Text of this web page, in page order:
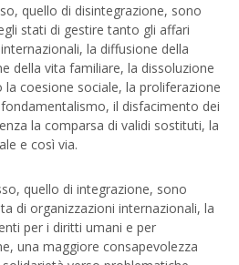
quello di disintegrazione, sono
stati di gestire tanto gli affari
la diffusione della
della vita familiare, la dissoluzione
coesione sociale, la proliferazione
fondamentalismo, il disfacimento dei
la comparsa di validi sostituti, la
e così via.
quello di integrazione, sono
di organizzazioni internazionali, la
per i diritti umani e per
una maggiore consapevolezza